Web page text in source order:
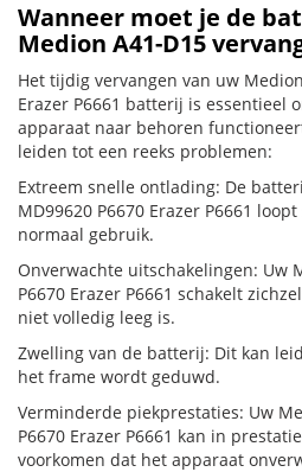
Wanneer moet je de
Medion A41-D15
Het tijdig vervangen van uw
Erazer P6661 batterij is essentieel
apparaat naar behoren
leiden tot een reeks problemen:
Extreem snelle ontlading: De
MD99620 P6670 Erazer P6661
normaal gebruik.
Onverwachte uitschakelingen: Uw
P6670 Erazer P6661 schakelt
niet volledig leeg is.
Zwelling van de batterij: Dit kan
het frame wordt geduwd.
Verminderde piekprestaties: Uw
P6670 Erazer P6661 kan in
voorkomen dat het apparaat